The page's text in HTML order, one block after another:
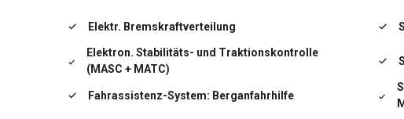
Elektr. Bremskraftverteilung
Elektron. Stabilitäts- und Traktionskontrolle
(MASC + MATC)
Fahrassistenz-System: Berganfahrhilfe